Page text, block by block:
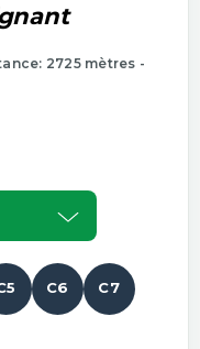
2725 mètres -
C6 C7